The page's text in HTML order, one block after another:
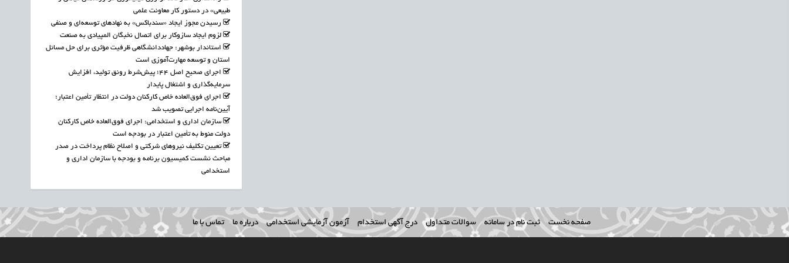
طبیعی» در دستور کار معاونت علمی
رسیدن مجوز ایجاد «سندباکس» به نهادهای توسعه‌ای و صنفی
لزوم ایجاد سازوکار برای اتصال نخبگان المپیادی به صنعت
استاندار بوشهر: جهاددانشگاهی ظرفیت مؤثری برای حل مسائل
استان و توسعه مهارت‌آموزی است
اجرای صحیح اصل ۴۴؛ پیش‌شرط رونق تولید، افزایش
سرمایه‌گذاری و اشتغال پایدار
اجرای فوق‌العاده خاص کارکنان دولت در انتظار تأمین اعتبار؛
آیین‌نامه اجرایی تصویب شد
سازمان اداری و استخدامی: اجرای فوق‌العاده خاص کارکنان
دولت منوط به تأمین اعتبار در بودجه است
تعیین تکلیف نیروهای شرکتی و اصلاح نظام پرداخت در صدر
مباحث نشست کمیسیون برنامه و بودجه با سازمان اداری و
استخدامی
صفحه نخست ثبت نام در سامانه سوالات متداول درج آگهی استخدام آزمون آزمایشی استخدامی درباره ما تماس با ما